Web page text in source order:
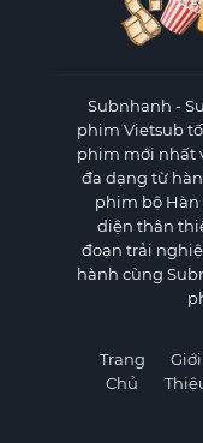
Subnhanh -
phim Vietsub
phim mới nhất
đa dạng từ
phim bộ Hàn
diện thân
đoạn trải
hành cùng
Trang
Chủ
Giới